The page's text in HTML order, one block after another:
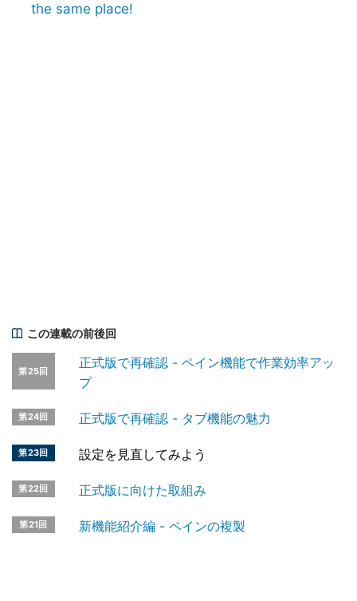
the same place!
この連載の前後回
第25回
正式版で再確認 - ペイン機能で作業効率アッ
プ
第24回 正式版で再確認 - タブ機能の魅力
第23回 設定を見直してみよう
第22回 正式版に向けた取組み
第21回 新機能紹介編 - ペインの複製